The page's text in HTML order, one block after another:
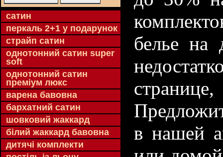
cатин
перкаль 2+1 у подарунок
страйп сатин
однотонний сатин super
soft
однотонний сатин
преміум люкс
варена бавовна
бархатний сатин
шовковий жаккард
білий жаккард бавовна
дитячі комплекти
белье на
в нашей